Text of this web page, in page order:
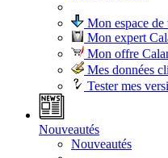
Mon espace de
Mon expert
Mon offre
Mes données
Tester mes
Nouveautés
Nouveautés